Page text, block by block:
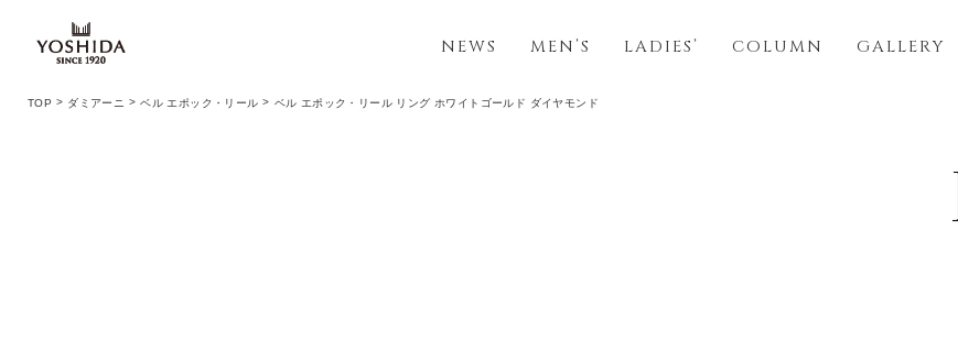
NEWS MEN’S LADIES’ COLUMN GALLERY
TOP ダミアーニ ベル エポック・リール ベル エポック・リール リング ホワイトゴールド ダイヤモンド